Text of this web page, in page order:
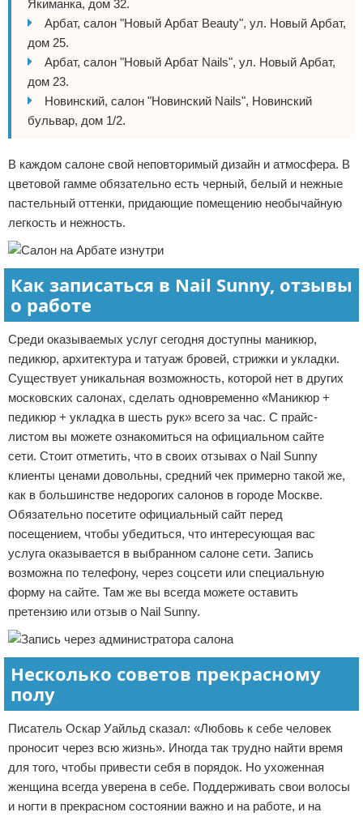
Якиманка, дом 32.
Арбат, салон "Новый Арбат Beauty", ул. Новый Арбат,
дом 25.
Арбат, салон "Новый Арбат Nails", ул. Новый Арбат,
дом 23.
Новинский, салон "Новинский Nails", Новинский
бульвар, дом 1/2.
В каждом салоне свой неповторимый дизайн и атмосфера. В
цветовой гамме обязательно есть черный, белый и нежные
пастельный оттенки, придающие помещению необычайную
легкость и нежность.
Как записаться в Nail Sunny, отзывы
о работе
Среди оказываемых услуг сегодня доступны маникюр,
педикюр, архитектура и татуаж бровей, стрижки и укладки.
Существует уникальная возможность, которой нет в других
московских салонах, сделать одновременно «Маникюр +
педикюр + укладка в шесть рук» всего за час. С прайс-
листом вы можете ознакомиться на официальном сайте
сети. Стоит отметить, что в своих отзывах о Nail Sunny
клиенты ценами довольны, средний чек примерно такой же,
как в большинстве недорогих салонов в городе Москве.
Обязательно посетите официальный сайт перед
посещением, чтобы убедиться, что интересующая вас
услуга оказывается в выбранном салоне сети. Запись
возможна по телефону, через соцсети или специальную
форму на сайте. Там же вы всегда можете оставить
претензию или отзыв о Nail Sunny.
Несколько советов прекрасному
полу
Писатель Оскар Уайльд сказал: «Любовь к себе человек
проносит через всю жизнь». Иногда так трудно найти время
для того, чтобы привести себя в порядок. Но ухоженная
женщина всегда уверена в себе. Поддерживать свои волосы
и ногти в прекрасном состоянии важно и на работе, и на